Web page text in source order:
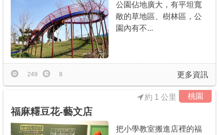
公園佔地廣大，有平坦寬
敞的草地區、樹林區，公
園內有不...
更多資訊
249 8
桃園
約 1 公里
福麻糬豆花-藝文店
把小學教室搬進店裡的福